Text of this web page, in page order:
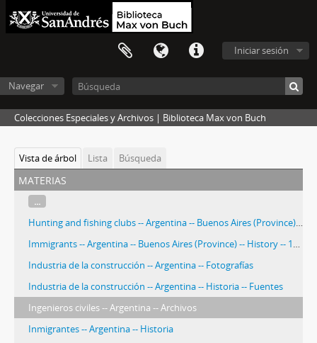
Iniciar sesión
Navegar
Colecciones Especiales y Archivos | Biblioteca Max von Buch
Vista de árbol Lista Búsqueda
materias
...
Hunting and fishing clubs -- Argentina -- Buenos Aires (Province) -- History.
Immigrants -- Argentina -- Buenos Aires (Province) -- History -- 19th century
Industria de la construcción -- Argentina -- Fotografías
Industria de la construcción -- Argentina -- Historia -- Fuentes
Ingenieros civiles -- Argentina -- Archivos
Inmigrantes -- Argentina -- Historia